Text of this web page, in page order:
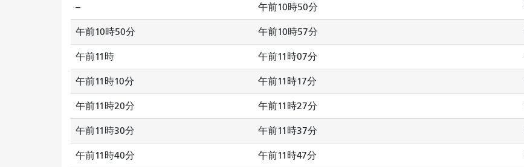
-- 午前10時50分
午前10時50分 午前10時57分
午前11時 午前11時07分
午前11時10分 午前11時17分
午前11時20分 午前11時27分
午前11時30分 午前11時37分
午前11時40分 午前11時47分